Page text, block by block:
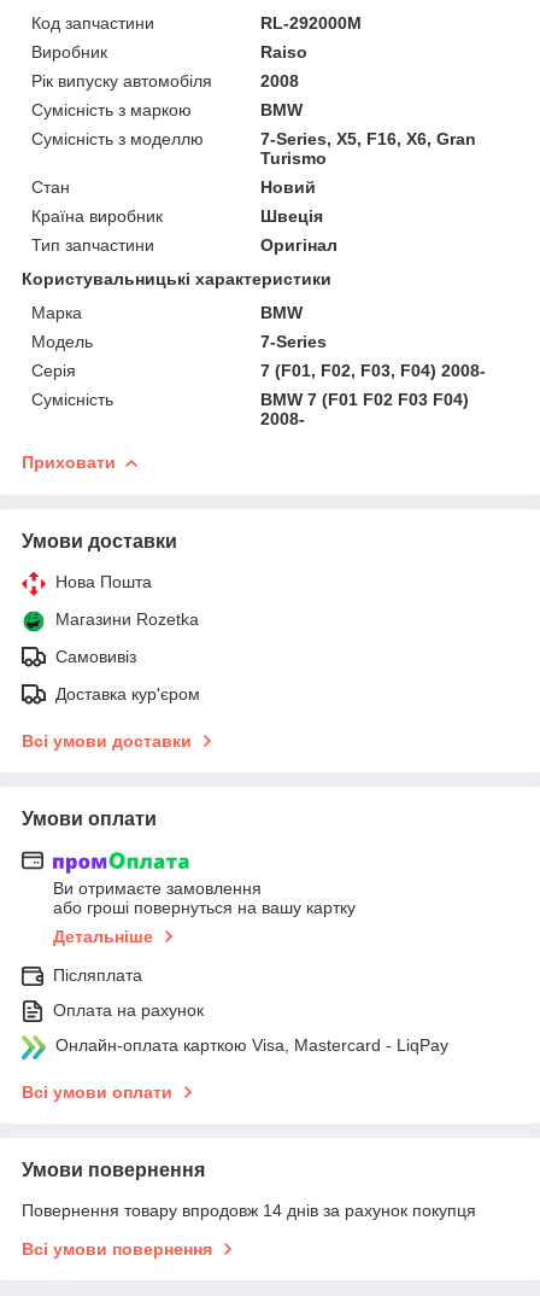
Код запчастини
RL-292000M
Виробник
Raiso
Рік випуску автомобіля
2008
Сумісність з маркою
BMW
Сумісність з моделлю
7-Series, X5, F16, X6, Gran
Turismo
Стан
Новий
Країна виробник
Швеція
Тип запчастини
Оригінал
Користувальницькі характеристики
Марка
BMW
Мoдель
7-Series
Серія
7 (F01, F02, F03, F04) 2008-
Сумісність
BMW 7 (F01 F02 F03 F04)
2008-
Приховати
Умови доставки
Нова Пошта
Магазини Rozetka
Самовивіз
Доставка кур'єром
Всі умови доставки
Умови оплати
Ви отримаєте замовлення
або гроші повернуться на вашу картку
Детальніше
Післяплата
Оплата на рахунок
Онлайн-оплата карткою Visa, Mastercard - LiqPay
Всі умови оплати
Умови повернення
Повернення товару впродовж 14 днів за рахунок покупця
Всі умови повернення